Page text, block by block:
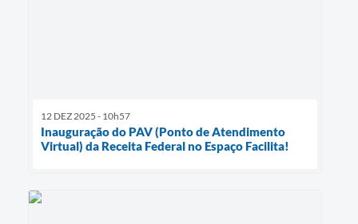
12 DEZ 2025 - 10h57
Inauguração do PAV (Ponto de Atendimento
Virtual) da Receita Federal no Espaço Facilita!